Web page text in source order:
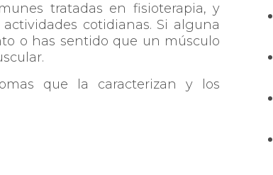
tratadas en fisioterapia, y
cotidianas. Si alguna
o has sentido que un músculo
que la caracterizan y los